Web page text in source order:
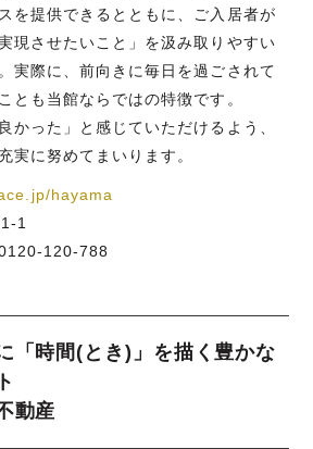
を提供できるとともに、ご入居者が
現させたいこと」を汲み取りやすい
実際に、前向きに毎日を過ごされて
とも当館ならではの特徴です。
かった」と感じていただけるよう、
実に努めてまいります。
hayama
1
120-788
「時間(とき)」を描く豊かな
動産